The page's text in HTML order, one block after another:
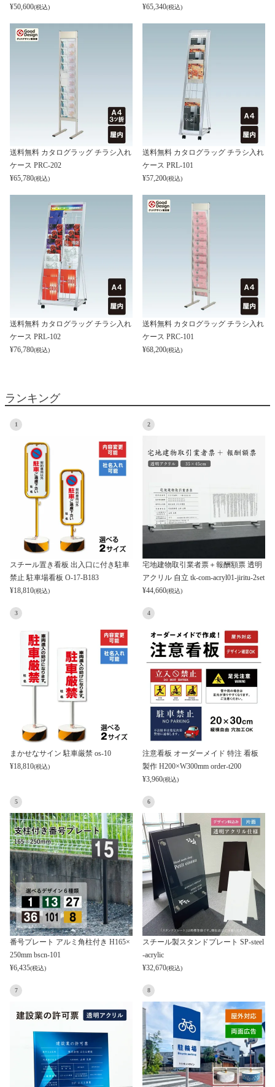
¥50,600(税込) ¥65,340(税込)
送料無料 カタログラッグ チラシ入れ
ケース PRC-202
¥65,780(税込)
送料無料 カタログラッグ チラシ入れ
ケース PRL-101
¥57,200(税込)
送料無料 カタログラッグ チラシ入れ
ケース PRL-102
¥76,780(税込)
送料無料 カタログラッグ チラシ入れ
ケース PRC-101
¥68,200(税込)
ランキング
1
スチール置き看板 出入口に付き駐車
禁止 駐車場看板 O-17-B183
¥18,810(税込)
2
宅地建物取引業者票＋報酬額票 透明
アクリル 自立 tk-com-acryl01-jiritu-2set
¥44,660(税込)
3
まかせなサイン 駐車厳禁 os-10
¥18,810(税込)
4
注意看板 オーダーメイド 特注 看板
製作 H200×W300mm order-t200
¥3,960(税込)
5
番号プレート アルミ角柱付き H165×
250mm bscn-101
¥6,435(税込)
6
スチール製スタンドプレート SP-steel
-acrylic
¥32,670(税込)
7 8